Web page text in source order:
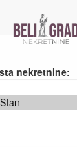
nekretnine: